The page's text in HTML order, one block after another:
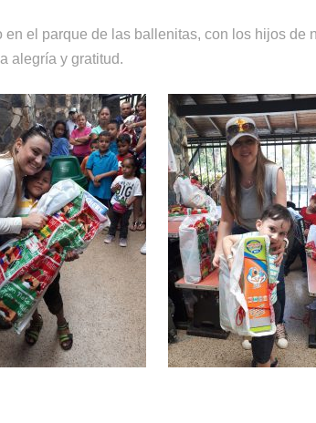
el parque de las ballenitas, con los hijos
alegría y gratitud.